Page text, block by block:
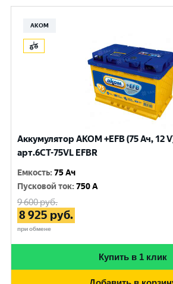
АКОМ
Аккумулятор AKOM +EFB (75 Ач, 12
арт.6СТ-75VL EFBR
Емкость:75 Ач
Пусковой ток:750 A
9 600руб.
8 925 руб.
при обмене
Купить в 1 клик